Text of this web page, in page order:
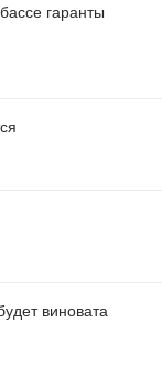
гаранты
виновата